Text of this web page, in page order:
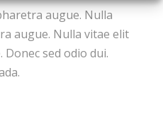
augue. Nulla
augue. Nulla vitae elit
sed odio dui.